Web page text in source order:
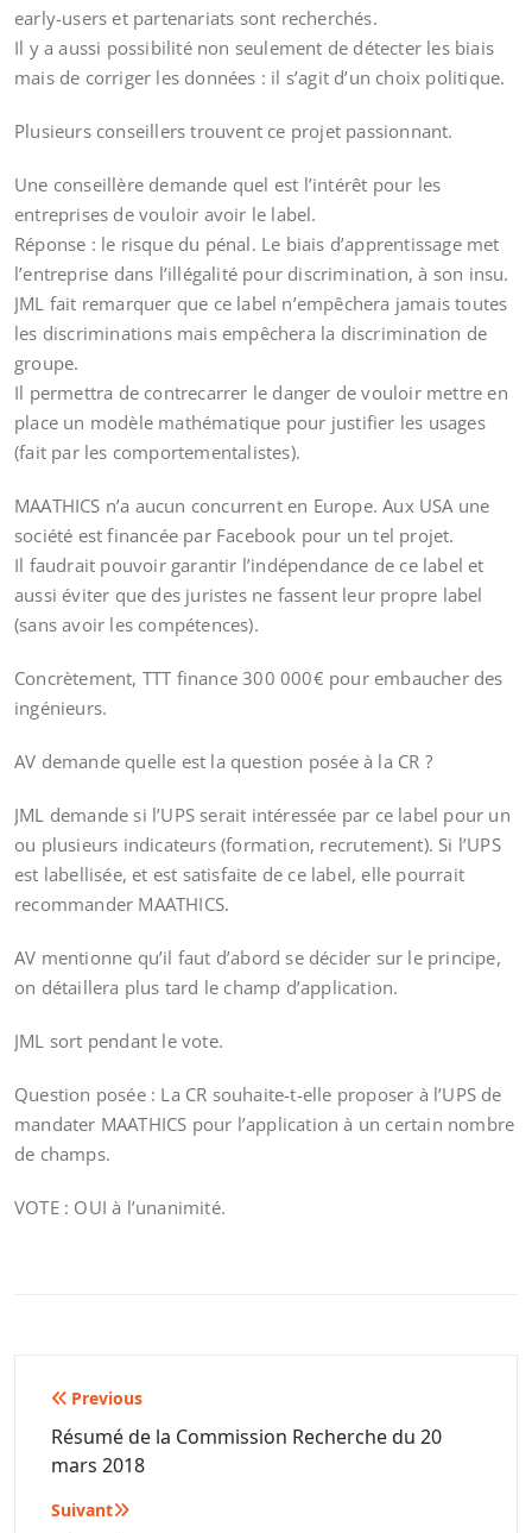
early-users et partenariats sont recherchés.
Il y a aussi possibilité non seulement de détecter les biais
mais de corriger les données : il s’agit d’un choix politique.
Plusieurs conseillers trouvent ce projet passionnant.
Une conseillère demande quel est l’intérêt pour les
entreprises de vouloir avoir le label.
Réponse : le risque du pénal. Le biais d’apprentissage met
l’entreprise dans l’illégalité pour discrimination, à son insu.
JML fait remarquer que ce label n’empêchera jamais toutes
les discriminations mais empêchera la discrimination de
groupe.
Il permettra de contrecarrer le danger de vouloir mettre en
place un modèle mathématique pour justifier les usages
(fait par les comportementalistes).
MAATHICS n’a aucun concurrent en Europe. Aux USA une
société est financée par Facebook pour un tel projet.
Il faudrait pouvoir garantir l’indépendance de ce label et
aussi éviter que des juristes ne fassent leur propre label
(sans avoir les compétences).
Concrètement, TTT finance 300 000€ pour embaucher des
ingénieurs.
AV demande quelle est la question posée à la CR ?
JML demande si l’UPS serait intéressée par ce label pour un
ou plusieurs indicateurs (formation, recrutement). Si l’UPS
est labellisée, et est satisfaite de ce label, elle pourrait
recommander MAATHICS.
AV mentionne qu’il faut d’abord se décider sur le principe,
on détaillera plus tard le champ d’application.
JML sort pendant le vote.
Question posée : La CR souhaite-t-elle proposer à l’UPS de
mandater MAATHICS pour l’application à un certain nombre
de champs.
VOTE : OUI à l’unanimité.
Navigation
de
l’article
Previous
Résumé de la Commission Recherche du 20
mars 2018
Suivant